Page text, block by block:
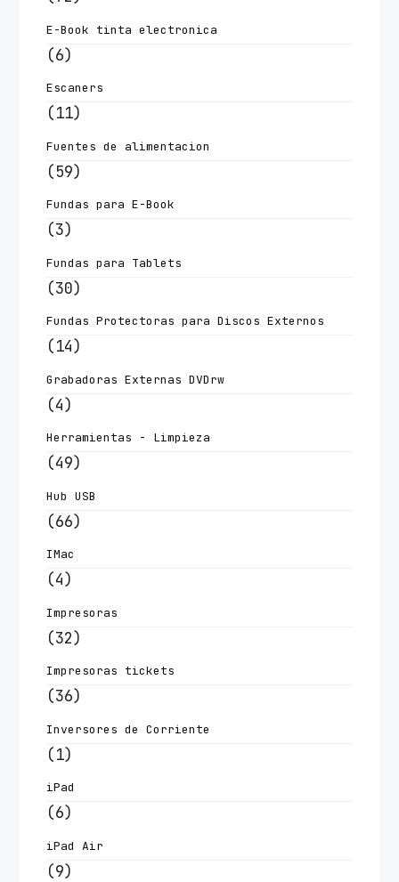
E-Book tinta electronica
(6)
Escaners
(11)
Fuentes de alimentacion
(59)
Fundas para E-Book
(3)
Fundas para Tablets
(30)
Fundas Protectoras para Discos Externos
(14)
Grabadoras Externas DVDrw
(4)
Herramientas - Limpieza
(49)
Hub USB
(66)
IMac
(4)
Impresoras
(32)
Impresoras tickets
(36)
Inversores de Corriente
(1)
iPad
(6)
iPad Air
(9)